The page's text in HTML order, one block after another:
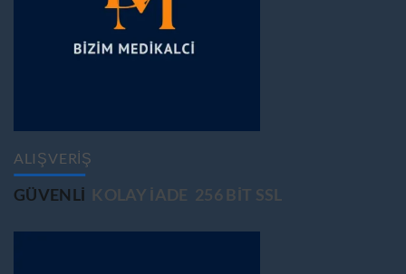
ALIŞVERİŞ
GÜVENLİ KOLAY İADE 256 BİT SSL